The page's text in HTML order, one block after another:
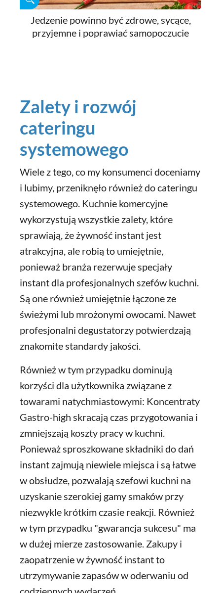
Jedzenie powinno być zdrowe, sycące,
przyjemne i poprawiać samopoczucie
Zalety i rozwój
cateringu
systemowego
Wiele z tego, co my konsumenci doceniamy
i lubimy, przeniknęło również do cateringu
systemowego. Kuchnie komercyjne
wykorzystują wszystkie zalety, które
sprawiają, że żywność instant jest
atrakcyjna, ale robią to umiejętnie,
ponieważ branża rezerwuje specjały
instant dla profesjonalnych szefów kuchni.
Są one również umiejętnie łączone ze
świeżymi lub mrożonymi owocami. Nawet
profesjonalni degustatorzy potwierdzają
znakomite standardy jakości.
Również w tym przypadku dominują
korzyści dla użytkownika związane z
towarami natychmiastowymi: Koncentraty
Gastro-high skracają czas przygotowania i
zmniejszają koszty pracy w kuchni.
Ponieważ sproszkowane składniki do dań
instant zajmują niewiele miejsca i są łatwe
w obsłudze, pozwalają szefowi kuchni na
uzyskanie szerokiej gamy smaków przy
niezwykle krótkim czasie reakcji. Również
w tym przypadku "gwarancja sukcesu" ma
w dużej mierze zastosowanie. Zakupy i
zaopatrzenie w żywność instant to
utrzymywanie zapasów w oderwaniu od